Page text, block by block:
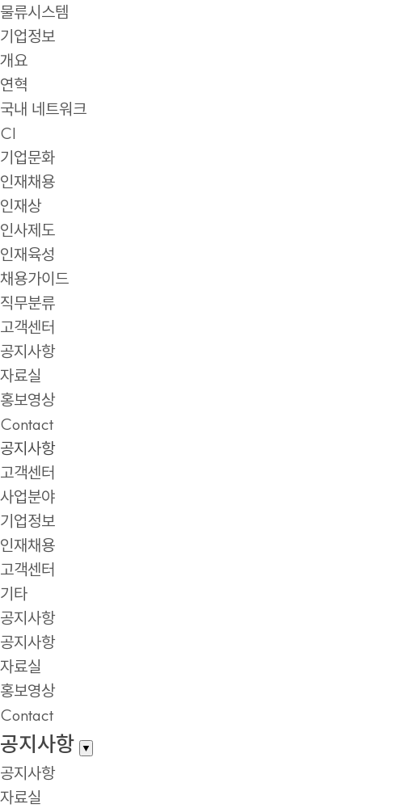
물류시스템
기업정보
개요
연혁
국내 네트워크
CI
기업문화
인재채용
인재상
인사제도
인재육성
채용가이드
직무분류
고객센터
공지사항
자료실
홍보영상
Contact
공지사항
고객센터
사업분야
기업정보
인재채용
고객센터
기타
공지사항
공지사항
자료실
홍보영상
Contact
공지사항 ▼
공지사항
자료실